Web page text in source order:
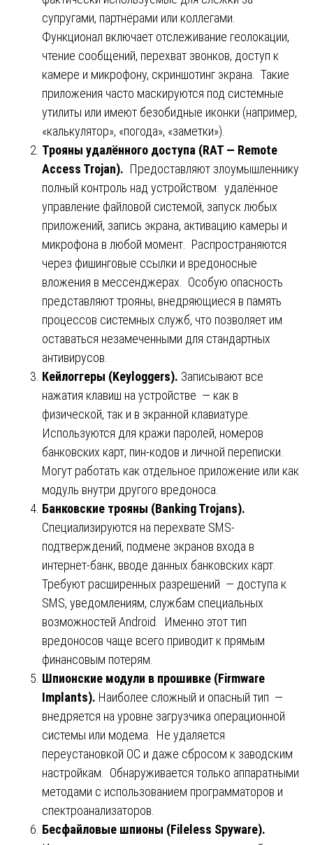
супругами, партнёрами или коллегами.
Функционал включает отслеживание геолокации,
чтение сообщений, перехват звонков, доступ к
камере и микрофону, скриншотинг экрана. Такие
приложения часто маскируются под системные
утилиты или имеют безобидные иконки (например,
«калькулятор», «погода», «заметки»).
Трояны удалённого доступа (RAT — Remote
Access Trojan). Предоставляют злоумышленнику
полный контроль над устройством: удалённое
управление файловой системой, запуск любых
приложений, запись экрана, активацию камеры и
микрофона в любой момент. Распространяются
через фишинговые ссылки и вредоносные
вложения в мессенджерах. Особую опасность
представляют трояны, внедряющиеся в память
процессов системных служб, что позволяет им
оставаться незамеченными для стандартных
антивирусов.
Кейлоггеры (Keyloggers). Записывают все
нажатия клавиш на устройстве — как в
физической, так и в экранной клавиатуре.
Используются для кражи паролей, номеров
банковских карт, пин-кодов и личной переписки.
Могут работать как отдельное приложение или как
модуль внутри другого вредоноса.
Банковские трояны (Banking Trojans).
Специализируются на перехвате SMS-
подтверждений, подмене экранов входа в
интернет-банк, вводе данных банковских карт.
Требуют расширенных разрешений — доступа к
SMS, уведомлениям, службам специальных
возможностей Android. Именно этот тип
вредоносов чаще всего приводит к прямым
финансовым потерям.
Шпионские модули в прошивке (Firmware
Implants). Наиболее сложный и опасный тип —
внедряется на уровне загрузчика операционной
системы или модема. Не удаляется
переустановкой ОС и даже сбросом к заводским
настройкам. Обнаруживается только аппаратными
методами с использованием программаторов и
спектроанализаторов.
Бесфайловые шпионы (Fileless Spyware).